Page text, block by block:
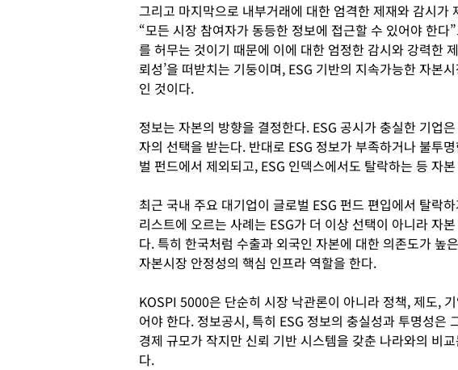
그리고 마지막으로 내부거래에 대한 엄격한 제재와 감시가
“모든 시장 참여자가 동등한 정보에 접근할 수 있어야 한다
를 허무는 것이기 때문에 이에 대한 엄정한 감시와 강력한
뢰성’을 떠받치는 기둥이며, ESG 기반의 지속가능한 자본
인 것이다.
정보는 자본의 방향을 결정한다. ESG 공시가 충실한 기업
자의 선택을 받는다. 반대로 ESG 정보가 부족하거나 불투
벌 펀드에서 제외되고, ESG 인덱스에서도 탈락하는 등 자
최근 국내 주요 대기업이 글로벌 ESG 펀드 편입에서 탈락
리스트에 오르는 사례는 ESG가 더 이상 선택이 아니라 자
다. 특히 한국처럼 수출과 외국인 자본에 대한 의존도가 높
자본시장 안정성의 핵심 인프라 역할을 한다.
KOSPI 5000은 단순히 시장 낙관론이 아니라 정책, 제도,
어야 한다. 정보공시, 특히 ESG 정보의 충실성과 투명성은
경제 규모가 작지만 신뢰 기반 시스템을 갖춘 나라와의 비
다.